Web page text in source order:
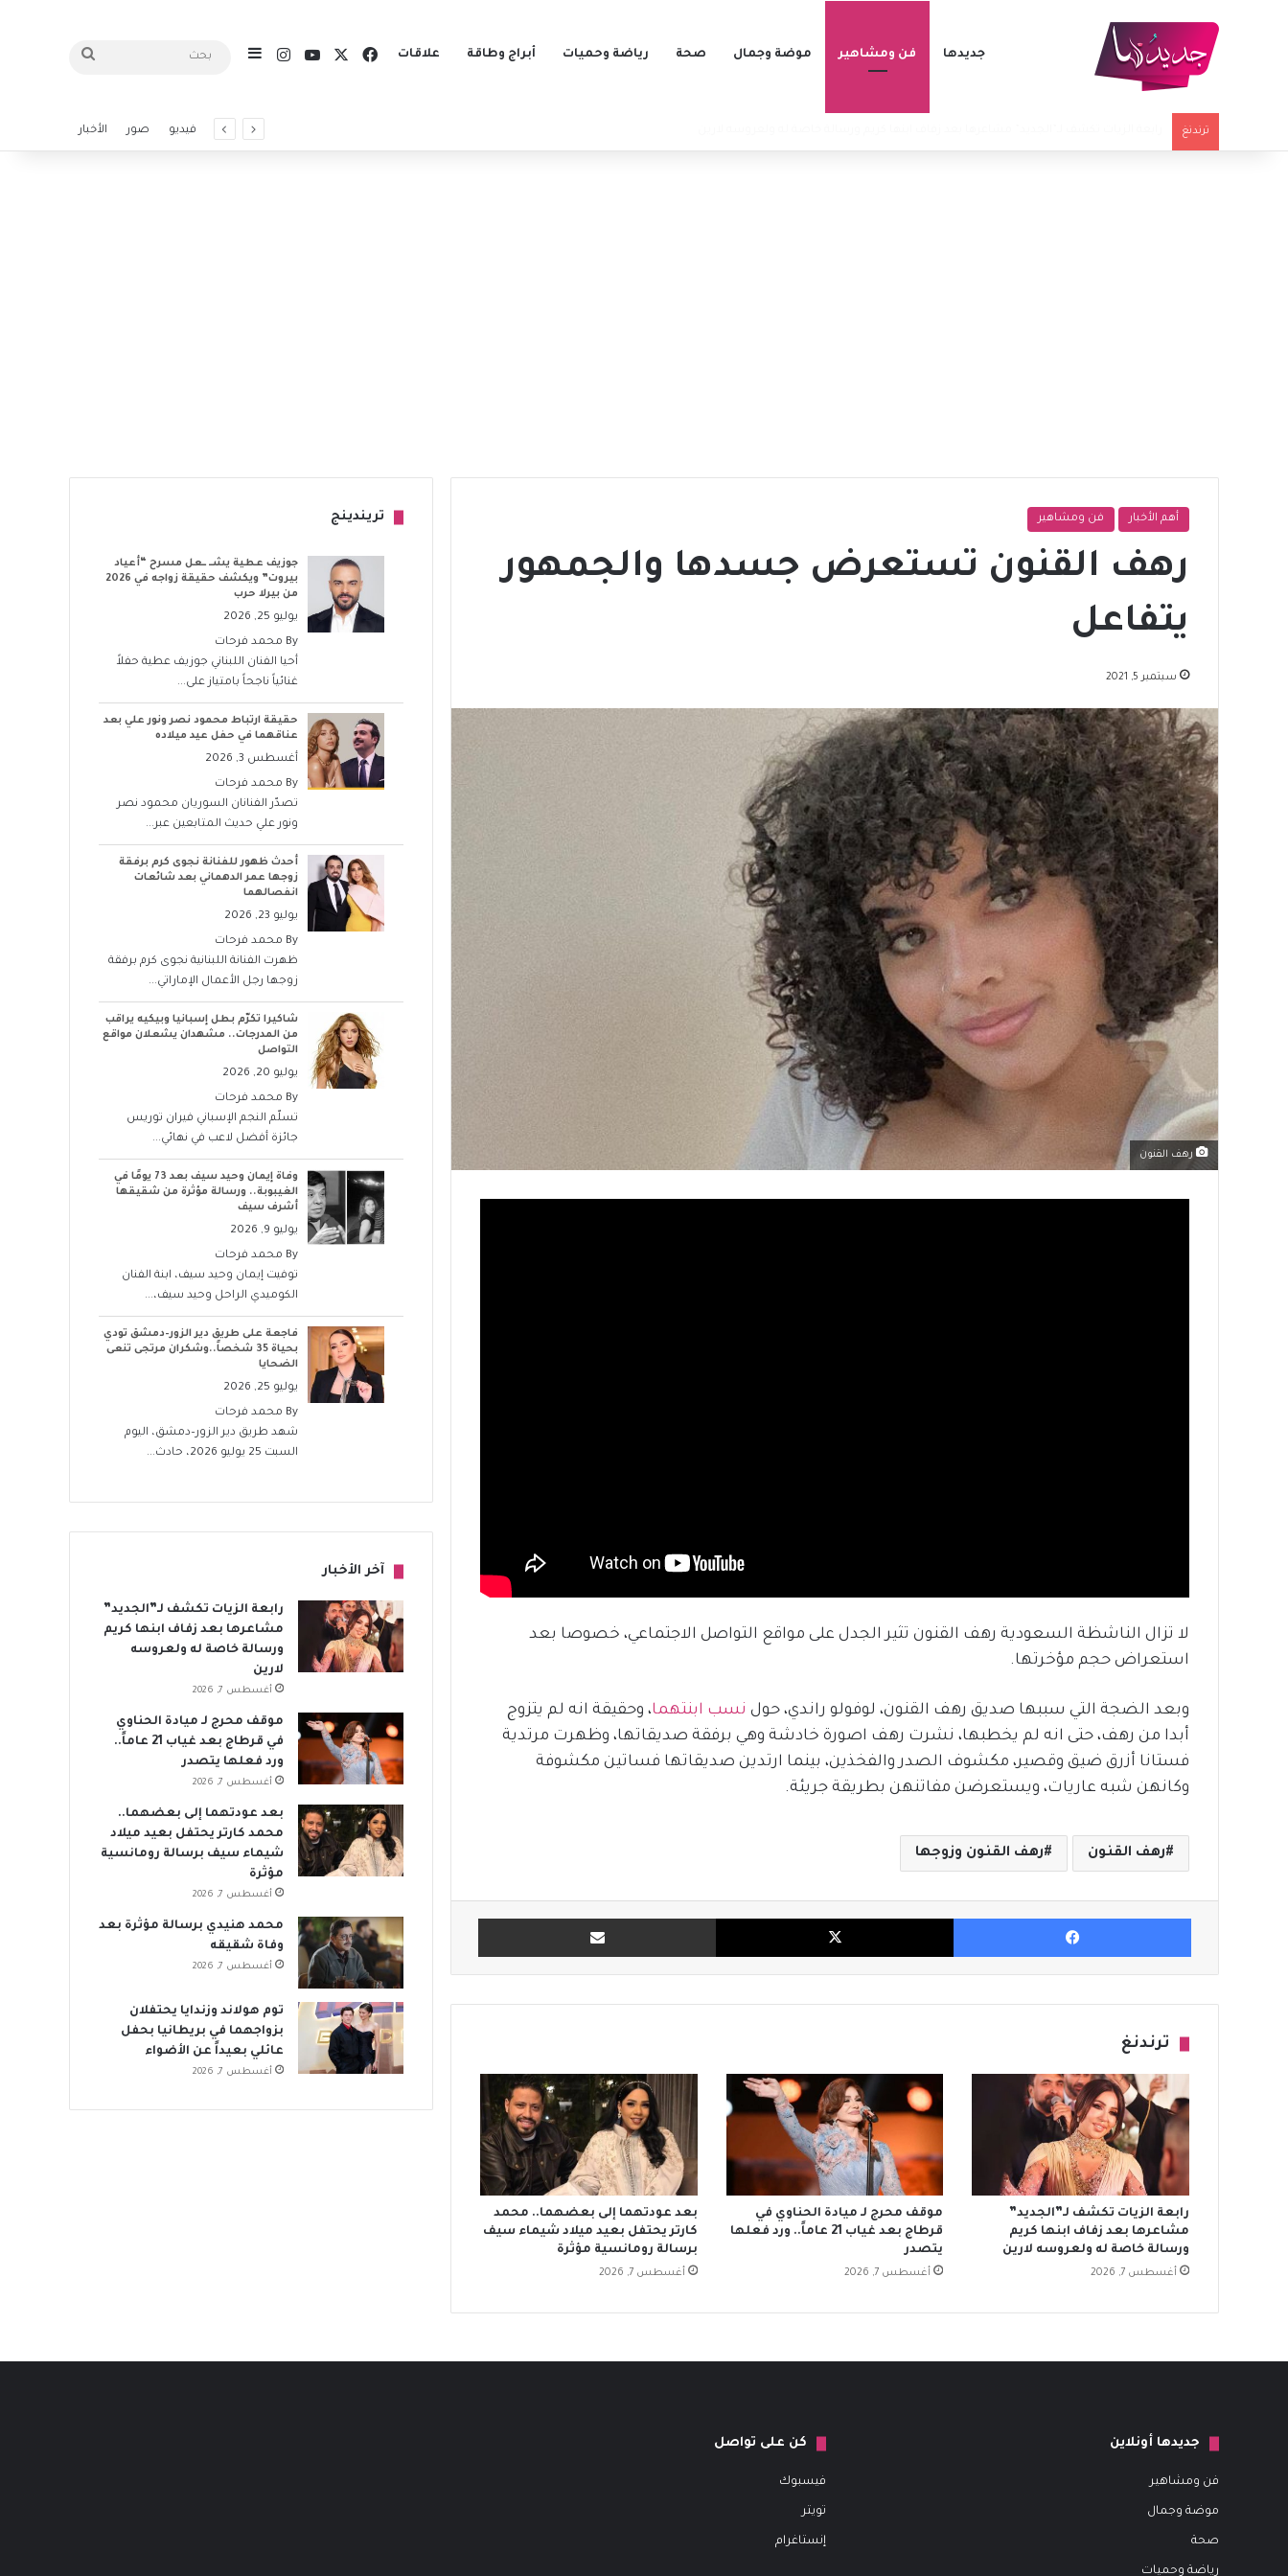
جديدها فن ومشاهير موضة وجمال صحة رياضة وحميات أبراج وطاقة علاقات فيسبوكيوتيوبانستقرامإضافة عمود جانبي بحث
ترندنغ فيديو صور الأخبار
أهم الأخبار فن ومشاهير
رهف القنون تستعرض جسدها والجمهور
يتفاعل
سبتمبر 5, 2021
رهف القنون
لا تزال الناشظة السعودية رهف القنون تثير الجدل على مواقع التواصل الاجتماعي، خصوصا بعد
استعراض حجم مؤخرتها.
وبعد الضجة التي سببها صديق رهف القنون، لوفولو راندي، حول نسب ابنتهما، وحقيقة انه لم يتزوج
أبدا من رهف، حتى انه لم يخطبها، نشرت رهف اصورة خادشة وهي برفقة صديقاتها، وظهرت مرتدية
فستانا أزرق ضيق وقصير، مكشوف الصدر والفخذين، بينما ارتدين صديقاتها فساتين مكشوفة
وكانهن شبه عاريات، ويستعرضن مفاتنهن بطريقة جريئة.
رهف القنون رهف القنون وزوجها
فيسبوك X مشاركة بالبريد
ترندنغ
رابعة الزيات تكشف لـ”الجديد”
مشاعرها بعد زفاف ابنها كريم
ورسالة خاصة له ولعروسه لارين
أغسطس 7, 2026
موقف محرج لـ ميادة الحناوي في
قرطاج بعد غياب 21 عاماً.. ورد فعلها
يتصدر
أغسطس 7, 2026
بعد عودتهما إلى بعضهما.. محمد
كارتر يحتفل بعيد ميلاد شيماء سيف
برسالة رومانسية مؤثرة
أغسطس 7, 2026
تريندينج
جوزيف عطية يشــ ــعل مسرح “أعياد
بيروت” ويكشف حقيقة زواجه في 2026
من بيرلا حرب
يوليو 25, 2026
By محمد فرحات
أحيا الفنان اللبناني جوزيف عطية حفلاً
غنائياً ناجحاً بامتياز على...
حقيقة ارتباط محمود نصر ونور علي بعد
عناقهما في حفل عيد ميلاده
أغسطس 3, 2026
By محمد فرحات
تصدّر الفنانان السوريان محمود نصر
ونور علي حديث المتابعين عبر...
أحدث ظهور للفنانة نجوى كرم برفقة
زوجها عمر الدهماني بعد شائعات
انفصالهما
يوليو 23, 2026
By محمد فرحات
ظهرت الفنانة اللبنانية نجوى كرم برفقة
زوجها رجل الأعمال الإماراتي...
شاكيرا تكرّم بطل إسبانيا وبيكيه يراقب
من المدرجات.. مشهدان يشعلان مواقع
التواصل
يوليو 20, 2026
By محمد فرحات
تسلّم النجم الإسباني فيران توريس
جائزة أفضل لاعب في نهائي...
وفاة إيمان وحيد سيف بعد 73 يومًا في
الغيبوبة.. ورسالة مؤثرة من شقيقها
أشرف سيف
يوليو 9, 2026
By محمد فرحات
توفيت إيمان وحيد سيف، ابنة الفنان
الكوميدي الراحل وحيد سيف،...
فاجعة على طريق دير الزور–دمشق تودي
بحياة 35 شخصاً..وشكران مرتجى تنعى
الضحايا
يوليو 25, 2026
By محمد فرحات
شهد طريق دير الزور–دمشق، اليوم
السبت 25 يوليو 2026، حادث...
آخر الأخبار
رابعة الزيات تكشف لـ”الجديد”
مشاعرها بعد زفاف ابنها كريم
ورسالة خاصة له ولعروسه
لارين
أغسطس 7, 2026
موقف محرج لـ ميادة الحناوي
في قرطاج بعد غياب 21 عاماً..
ورد فعلها يتصدر
أغسطس 7, 2026
بعد عودتهما إلى بعضهما..
محمد كارتر يحتفل بعيد ميلاد
شيماء سيف برسالة رومانسية
مؤثرة
أغسطس 7, 2026
محمد هنيدي برسالة مؤثرة بعد
وفاة شقيقه
أغسطس 7, 2026
توم هولاند وزندايا يحتفلان
بزواجهما في بريطانيا بحفل
عائلي بعيداً عن الأضواء
أغسطس 7, 2026
جديدها أونلاين
فن ومشاهير
موضة وجمال
صحة
رياضة وحميات
كن على تواصل
فيسبوك
تويتر
إنستاغرام